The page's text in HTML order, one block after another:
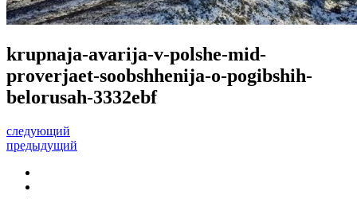
krupnaja-avarija-v-polshe-mid-
proverjaet-soobshhenija-o-pogibshih-
belorusah-3332ebf
следующий
предыдущий